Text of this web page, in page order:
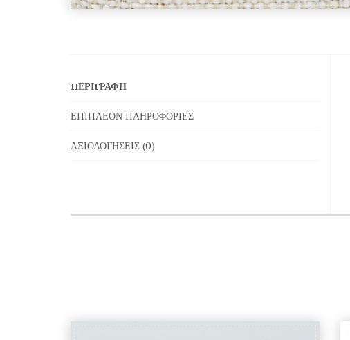
ΠΕΡΙΓΡΑΦΉ
ΕΠΙΠΛΈΟΝ ΠΛΗΡΟΦΟΡΊΕΣ
ΑΞΙΟΛΟΓΉΣΕΙΣ (0)